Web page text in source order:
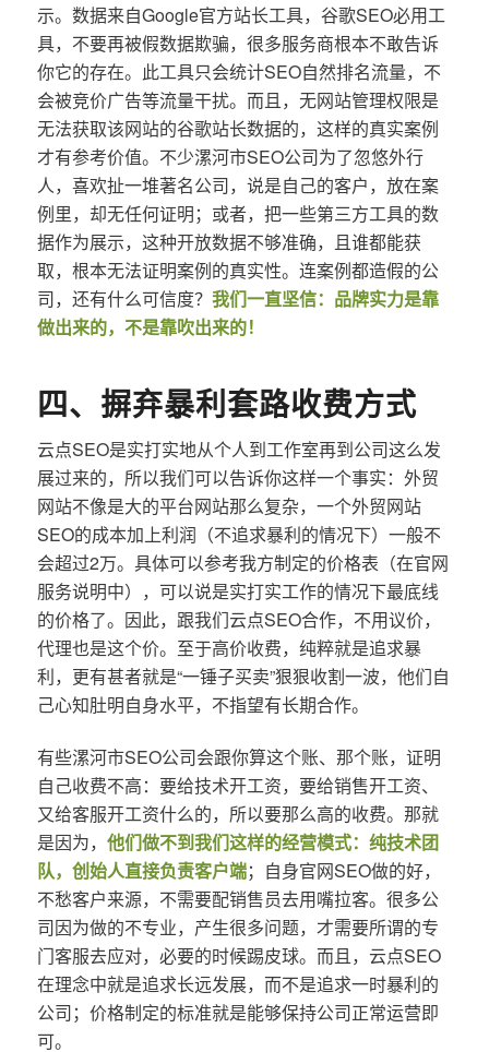
示。数据来自Google官方站长工具，谷歌SEO必用工
具，不要再被假数据欺骗，很多服务商根本不敢告诉
你它的存在。此工具只会统计SEO自然排名流量，不
会被竞价广告等流量干扰。而且，无网站管理权限是
无法获取该网站的谷歌站长数据的，这样的真实案例
才有参考价值。不少漯河市SEO公司为了忽悠外行
人，喜欢扯一堆著名公司，说是自己的客户，放在案
例里，却无任何证明；或者，把一些第三方工具的数
据作为展示，这种开放数据不够准确，且谁都能获
取，根本无法证明案例的真实性。连案例都造假的公
司，还有什么可信度？ 我们一直坚信：品牌实力是靠
做出来的，不是靠吹出来的！
四、摒弃暴利套路收费方式
云点SEO是实打实地从个人到工作室再到公司这么发
展过来的，所以我们可以告诉你这样一个事实：外贸
网站不像是大的平台网站那么复杂，一个外贸网站
SEO的成本加上利润（不追求暴利的情况下）一般不
会超过2万。具体可以参考我方制定的价格表（在官网
服务说明中），可以说是实打实工作的情况下最底线
的价格了。因此，跟我们云点SEO合作，不用议价，
代理也是这个价。至于高价收费，纯粹就是追求暴
利，更有甚者就是“一锤子买卖”狠狠收割一波，他们自
己心知肚明自身水平，不指望有长期合作。
有些漯河市SEO公司会跟你算这个账、那个账，证明
自己收费不高：要给技术开工资，要给销售开工资、
又给客服开工资什么的，所以要那么高的收费。那就
是因为， 他们做不到我们这样的经营模式：纯技术团
队，创始人直接负责客户端；自身官网SEO做的好，
不愁客户来源，不需要配销售员去用嘴拉客。很多公
司因为做的不专业，产生很多问题，才需要所谓的专
门客服去应对，必要的时候踢皮球。而且，云点SEO
在理念中就是追求长远发展，而不是追求一时暴利的
公司；价格制定的标准就是能够保持公司正常运营即
可。